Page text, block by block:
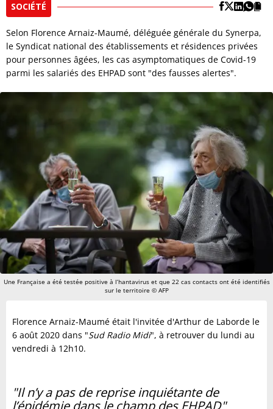
SOCIÉTÉ
Selon Florence Arnaiz-Maumé, déléguée générale du Synerpa,
le Syndicat national des établissements et résidences privées
pour personnes âgées, les cas asymptomatiques de Covid-19
parmi les salariés des EHPAD sont "des fausses alertes".
Une Française a été testée positive à l’hantavirus et que 22 cas contacts ont été identifiés
sur le territoire © AFP
Florence Arnaiz-Maumé était l'invitée d'Arthur de Laborde le
6 août 2020 dans "Sud Radio Midi", à retrouver du lundi au
vendredi à 12h10.
"Il n’y a pas de reprise inquiétante de